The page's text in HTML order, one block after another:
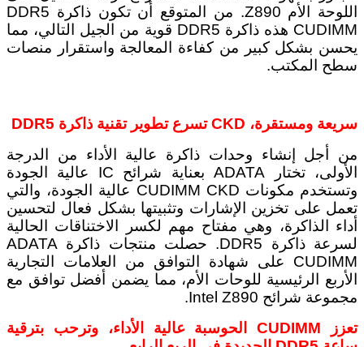
اللوحة الأم Z890. من المتوقع أن تكون ذاكرة DDR5
CUDIMM هذه ذاكرة DDR5 قوية من الجيل التالي، مما
يحسن بشكل كبير من كفاءة المعالجة واستقرار منصات
سطح المكتب.
سريعة ومستقرة، CKD تسرع تطوير تقنية ذاكرة DDR5
من أجل إنشاء وحدات ذاكرة عالية الأداء من الدرجة
الأولى، تختار ADATA بعناية شرائح IC عالية الجودة
وتستخدم مكونات CUDIMM CKD عالية الجودة، والتي
تعمل على تخزين الإشارات وتثبيتها بشكل فعال لتحسين
أداء الذاكرة، وهي مفتاح مهم لكسر الاختناقات الحالية
لسرعة ذاكرة DDR5. حصلت منتجات ذاكرة ADATA
CUDIMM على شهادة التوافق من العلامات التجارية
الأربع الرئيسية للوحات الأم، مما يضمن أفضل توافق مع
مجموعة شرائح Intel Z890.
تعزز CUDIMM الحوسبة عالية الأداء، وترحب بترقية